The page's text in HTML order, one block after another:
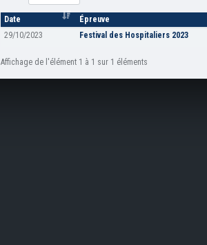
Date Épreuve
29/10/2023
Festival des Hospitaliers 2023
Affichage de l'élément 1 à 1 sur 1 éléments